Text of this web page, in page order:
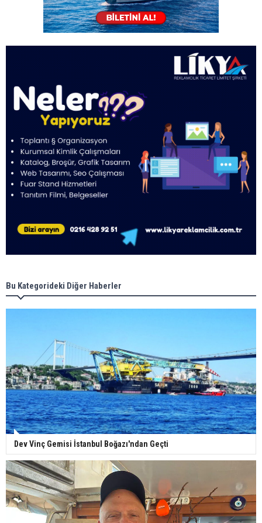
Bu Kategorideki Diğer Haberler
Dev Vinç Gemisi İstanbul Boğazı'ndan Geçti